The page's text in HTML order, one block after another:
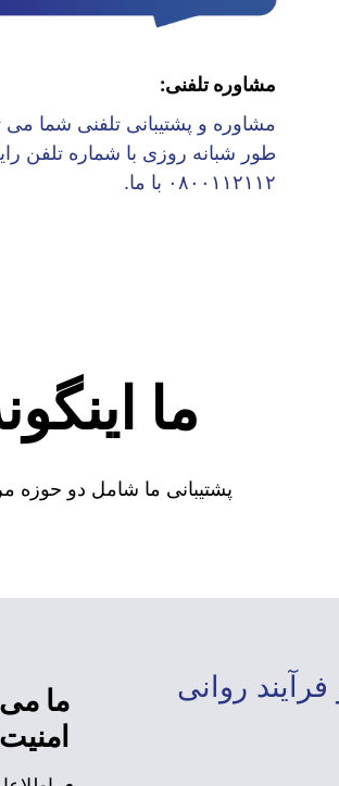
مشاوره تلفنی:
مشاوره و پشتیبانی تلفنی شما می
طور شبانه روزی با شماره تلفن
۰۸۰۰۱۱۲۱۱۲ با ما.
ما
پشتیبانی ما شامل دو
فرآیند روانی
ما